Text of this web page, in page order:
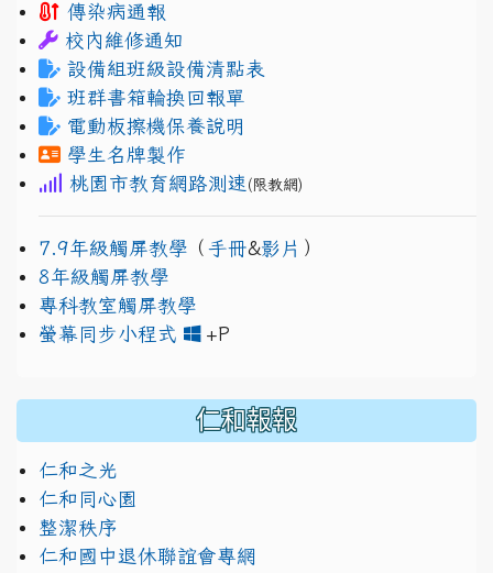
傳染病通報
校內維修通知
設備組班級設備清點表
班群書箱輪換回報單
電動板擦機保養說明
學生名牌製作
桃園市教育網路測速 (限教網)
7.9年級觸屏教學 （ 手冊&影片 ）
8年級觸屏教學
專科教室觸屏教學
螢幕同步小程式
+P
仁和報報
仁和之光
仁和同心園
整潔秩序
仁和國中退休聯誼會專網